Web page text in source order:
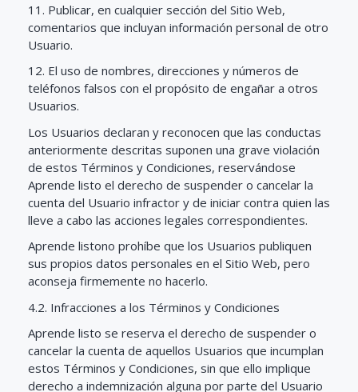
11. Publicar, en cualquier sección del Sitio Web,
comentarios que incluyan información personal de otro
Usuario.
12. El uso de nombres, direcciones y números de
teléfonos falsos con el propósito de engañar a otros
Usuarios.
Los Usuarios declaran y reconocen que las conductas
anteriormente descritas suponen una grave violación
de estos Términos y Condiciones, reservándose
Aprende listo el derecho de suspender o cancelar la
cuenta del Usuario infractor y de iniciar contra quien las
lleve a cabo las acciones legales correspondientes.
Aprende listono prohíbe que los Usuarios publiquen
sus propios datos personales en el Sitio Web, pero
aconseja firmemente no hacerlo.
4.2. Infracciones a los Términos y Condiciones
Aprende listo se reserva el derecho de suspender o
cancelar la cuenta de aquellos Usuarios que incumplan
estos Términos y Condiciones, sin que ello implique
derecho a indemnización alguna por parte del Usuario